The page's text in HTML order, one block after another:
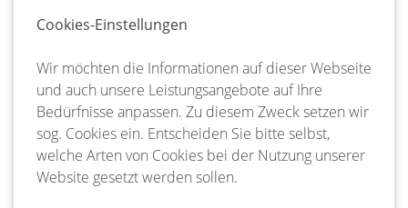
Dorfgemeinschaft Steddorf, der SuN Rieste und dem SV
Peter Thiele und Martin Dittrich von der Dorfgemeinschaft
Steddorf. Auf Platz 3 schafften es Jochem Clemens und
Stefan Saucke vom SV Hohnstorf.
Die einzelnen Spielpaarungen wurden von Jörg Beecken
ausgelost. Geboulet wurde dann in fünf Durchgängen, bis
Cookies-Einstellungen
Wir möchten die Informationen auf dieser Webseite
und auch unsere Leistungsangebote auf Ihre
Bedürfnisse anpassen. Zu diesem Zweck setzen wir
sog. Cookies ein. Entscheiden Sie bitte selbst,
welche Arten von Cookies bei der Nutzung unserer
Website gesetzt werden sollen.